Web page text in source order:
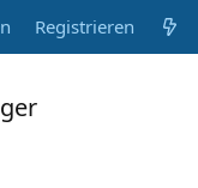
Registrieren